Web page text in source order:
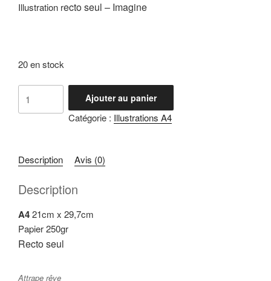
Illustration recto seul – Imagine
20 en stock
Ajouter au panier
Catégorie : Illustrations A4
Description Avis (0)
Description
A421cm x 29,7cm
Papier 250gr
Recto seul
Attrape rêve